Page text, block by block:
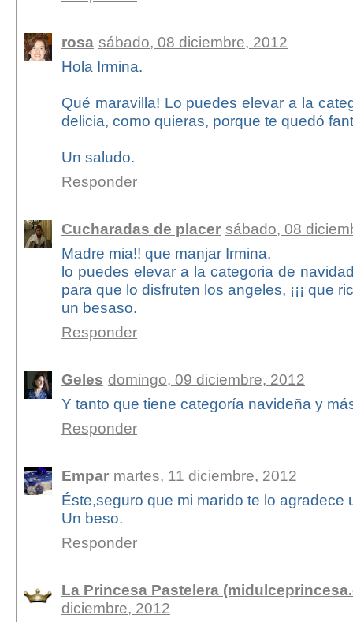
rosa sábado, 08 diciembre, 2012
Hola Irmina.
Qué maravilla! Lo puedes elevar a la
delicia, como quieras, porque te quedó
Un saludo.
Responder
Cucharadas de placer sábado, 08
Madre mia!! que manjar Irmina,
lo puedes elevar a la categoria de
para que lo disfruten los angeles, ¡¡¡ que
un besaso.
Responder
Geles domingo, 09 diciembre, 2012
Y tanto que tiene categoría navideña y
Responder
Empar martes, 11 diciembre, 2012
Éste,seguro que mi marido te lo agradece
Un beso.
Responder
La Princesa Pastelera
diciembre, 2012